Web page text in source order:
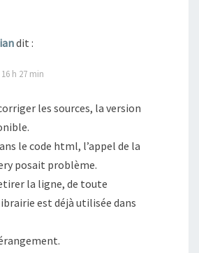
dit :
h 27 min
les sources, la version
le code html, l’appel de la
posait problème.
la ligne, de toute
est déjà utilisée dans